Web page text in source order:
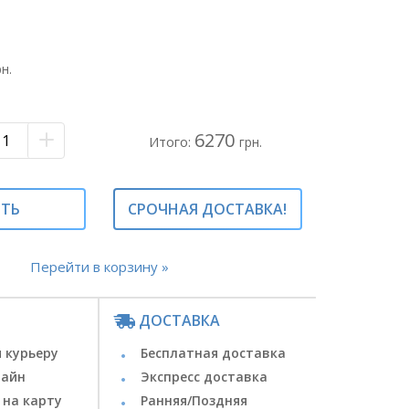
выдержана.
бумага чёрная
оазис
чёрная
розы#стильные букеты#
Итого: 6270 грн.
СРОЧНАЯ ДОСТАВКА!
Перейти в корзину »
карту
ДОСТАВКА
Бесплатная доставка
Экспресс доставка
Ранняя/Поздняя